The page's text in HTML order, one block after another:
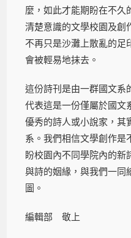
麼，如此才能期盼在不久
清楚意識的文學校園及創
不再只是沙灘上散亂的足
會被輕易地抹去。
這份詩刊是由一群國文系
代表這是一份僅屬於國文
優秀的詩人或小說家，其
系。我們相信文學創作是
盼校園內不同學院內的新
與詩的姻緣，與我們一同
圖。
編輯部 敬上